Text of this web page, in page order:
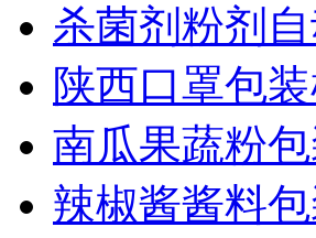
杀菌剂粉剂
陕西口罩包
南瓜果蔬粉
辣椒酱酱料